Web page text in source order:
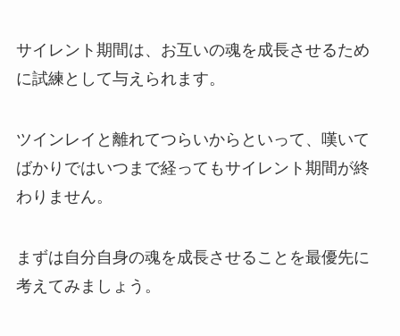
サイレント期間は、お互いの魂を成長させるため
に試練として与えられます。
ツインレイと離れてつらいからといって、嘆いて
ばかりではいつまで経ってもサイレント期間が終
わりません。
まずは自分自身の魂を成長させることを最優先に
考えてみましょう。